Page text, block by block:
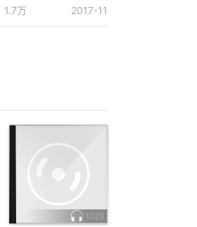
1.7万 2017-11
1029